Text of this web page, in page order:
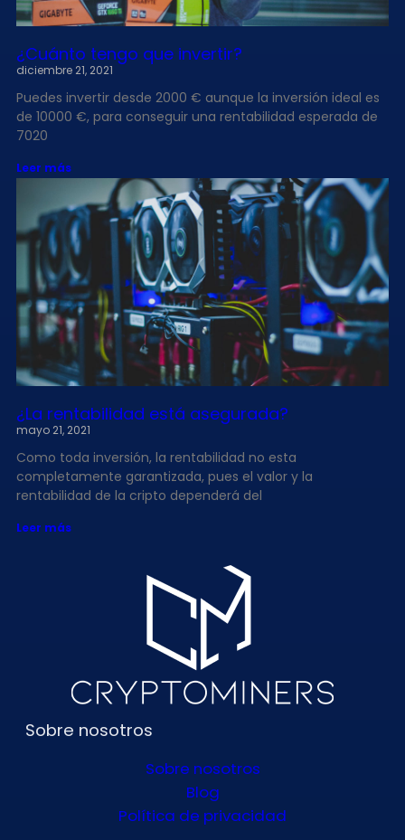
¿Cuánto tengo que invertir?
diciembre 21, 2021
Puedes invertir desde 2000 € aunque la inversión ideal es
de 10000 €, para conseguir una rentabilidad esperada de
7020
Leer más
¿La rentabilidad está asegurada?
mayo 21, 2021
Como toda inversión, la rentabilidad no esta
completamente garantizada, pues el valor y la
rentabilidad de la cripto dependerá del
Leer más
Sobre nosotros
Sobre nosotros
Blog
Política de privacidad